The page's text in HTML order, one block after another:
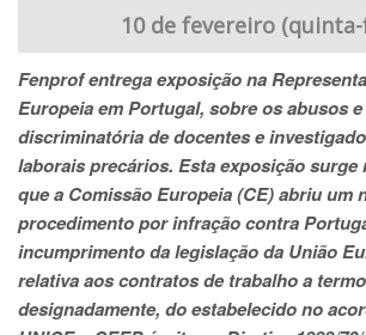
10 de fevereiro
Fenprof entrega exposição na
Europeia em Portugal, sobre os abusos
discriminatória de docentes e
laborais precários. Esta exposição surge
que a Comissão Europeia (CE) abriu um
procedimento por infração contra
incumprimento da legislação da União
relativa aos contratos de trabalho a termo
designadamente, do estabelecido no